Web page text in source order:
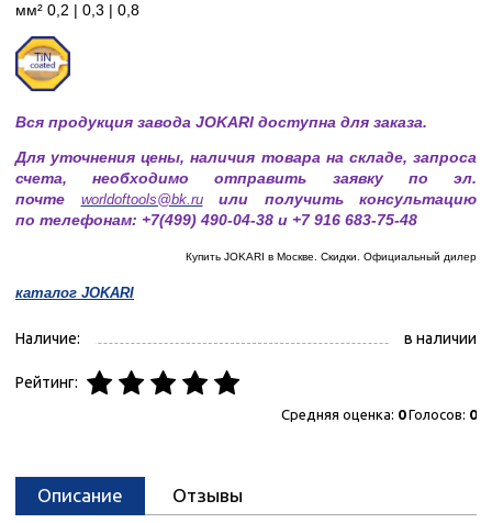
мм² 0,2 | 0,3 | 0,8
Вся продукция завода JOKARI доступна для заказа.
Для уточнения цены, наличия товара на складе, запроса
счета, необходимо отправить заявку по эл.
почте worldoftools@bk.ruили получить консультацию
по телефонам: +7(499) 490-04-38 и +7 916 683-75-48
Купить JOKARI в Москве. Скидки. Официальный дилер
каталог JOKARI
Наличие: в наличии
Рейтинг:
Средняя оценка: 0Голосов: 0
Описание Отзывы